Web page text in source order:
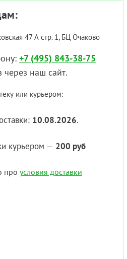
47 А стр. 1, БЦ Очаково
+7 (495) 843-38-75
через наш сайт.
или курьером:
10.08.2026.
курьером — 200 руб
про условия доставки